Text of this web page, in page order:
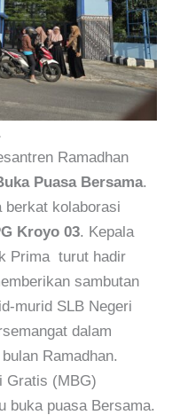
Ramadhan
Puasa Bersama.
berkat kolaborasi
Kroyo 03. Kepala
Prima turut hadir
sambutan
murid SLB Negeri
dalam
Ramadhan.
Gratis (MBG)
buka puasa Bersama.